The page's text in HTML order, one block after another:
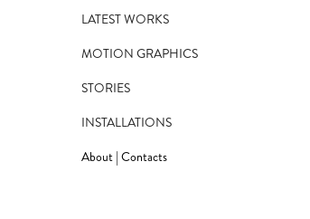
LATEST WORKS
MOTION GRAPHICS
STORIES
INSTALLATIONS
About | Contacts